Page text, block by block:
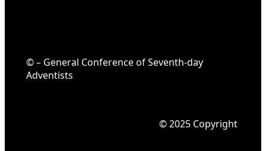
© – General Conference of Seventh-day
Adventists
© 2025 Copyright